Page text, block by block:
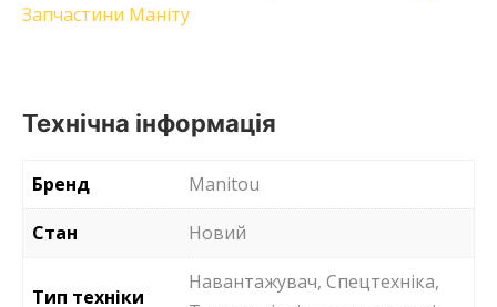
Запчастини Маніту
Технічна інформація
Бренд
Manitou
Стан
Новий
Тип техніки
Навантажувач, Спецтехніка,